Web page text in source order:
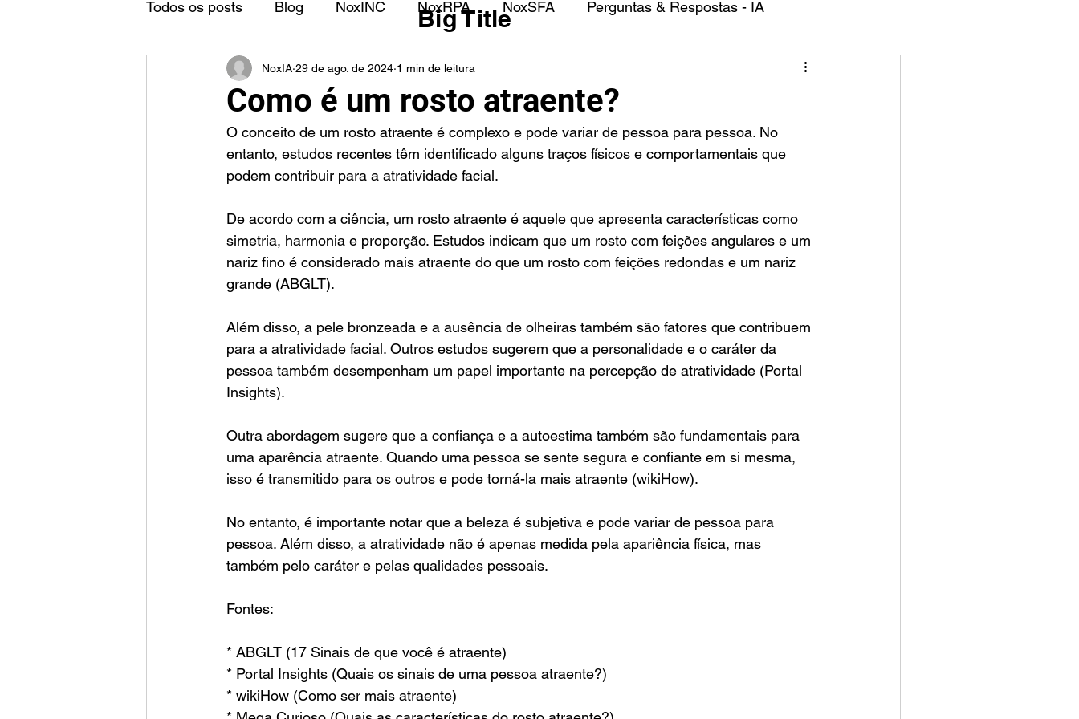
Todos os posts Blog NoxINC NoxRPA NoxSFA Perguntas & Respostas - IA
Como é um rosto atraente?
NoxIA 29 de ago. de 2024 1 min de leitura
O conceito de um rosto atraente é complexo e pode variar de pessoa para pessoa. No
entanto, estudos recentes têm identificado alguns traços físicos e comportamentais que
podem contribuir para a atratividade facial.
De acordo com a ciência, um rosto atraente é aquele que apresenta características como
simetria, harmonia e proporção. Estudos indicam que um rosto com feições angulares e um
nariz fino é considerado mais atraente do que um rosto com feições redondas e um nariz
grande (ABGLT).
Além disso, a pele bronzeada e a ausência de olheiras também são fatores que contribuem
para a atratividade facial. Outros estudos sugerem que a personalidade e o caráter da
pessoa também desempenham um papel importante na percepção de atratividade (Portal
Insights).
Outra abordagem sugere que a confiança e a autoestima também são fundamentais para
uma aparência atraente. Quando uma pessoa se sente segura e confiante em si mesma,
isso é transmitido para os outros e pode torná-la mais atraente (wikiHow).
No entanto, é importante notar que a beleza é subjetiva e pode variar de pessoa para
pessoa. Além disso, a atratividade não é apenas medida pela apariência física, mas
também pelo caráter e pelas qualidades pessoais.
Fontes:
* ABGLT (17 Sinais de que você é atraente)
* Portal Insights (Quais os sinais de uma pessoa atraente?)
* wikiHow (Como ser mais atraente)
Big Title